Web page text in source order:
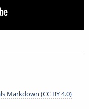
Markdown (CC BY 4.0)